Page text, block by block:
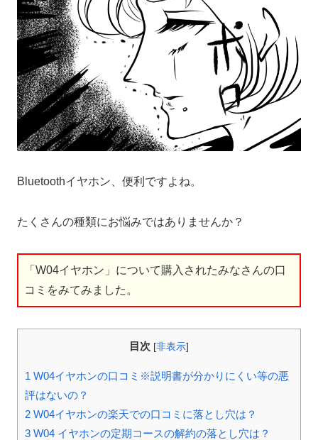
Bluetoothイヤホン、便利ですよね。
たくさんの種類にお悩みではありませんか？
「W04イヤホン」について購入されたみなさんの口
コミをみてみました。
目次 [非表示]
1 W04イヤホンの口コミ※説明書が分かりにくい等の悪
評はないの？
2 W04イヤホンの楽天での口コミに落とし穴は？
3 W04 イヤホンの定期コースの解約の落とし穴は？